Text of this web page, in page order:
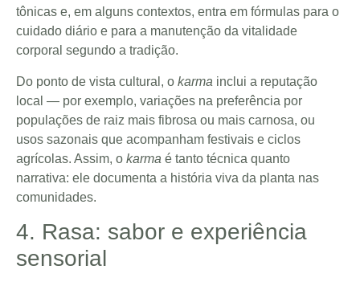
tônicas e, em alguns contextos, entra em fórmulas para o
cuidado diário e para a manutenção da vitalidade
corporal segundo a tradição.
Do ponto de vista cultural, o karma inclui a reputação
local — por exemplo, variações na preferência por
populações de raiz mais fibrosa ou mais carnosa, ou
usos sazonais que acompanham festivais e ciclos
agrícolas. Assim, o karma é tanto técnica quanto
narrativa: ele documenta a história viva da planta nas
comunidades.
4. Rasa: sabor e experiência
sensorial